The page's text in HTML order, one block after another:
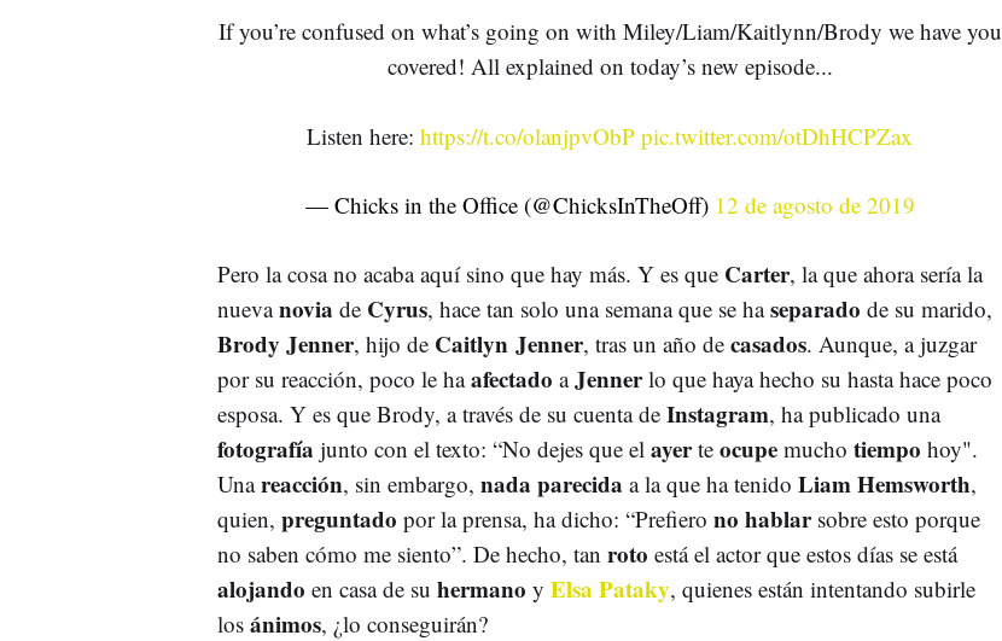
If you’re confused on what’s going on with Miley/Liam/Kaitlynn/Brody we have you
covered! All explained on today’s new episode...
Listen here:https://t.co/olanjpvObP pic.twitter.com/otDhHCPZax
— Chicks in the Office (@ChicksInTheOff) 12 de agosto de 2019
Pero la cosa no acaba aquí sino que hay más. Y es que Carter, la que ahora sería la
nuevanovia de Cyrus, hace tan solo una semana que se haseparado de su marido,
Brody Jenner, hijo de Caitlyn Jenner, tras un año de casados. Aunque, a juzgar
por su reacción, poco le haafectado aJennerlo que haya hecho su hasta hace poco
esposa. Y es que Brody, a través de su cuenta de Instagram, ha publicado una
fotografía junto con el texto: “No dejes que el ayerte ocupe mucho tiempo hoy".
Unareacción, sin embargo, nada parecida a la que ha tenido Liam Hemsworth,
quien, preguntado por la prensa, ha dicho: “Prefiero no hablar sobre esto porque
no saben cómo me siento”. De hecho, tan roto está el actor que estos días se está
alojando en casa de su hermano y Elsa Pataky, quienes están intentando subirle
los ánimos, ¿lo conseguirán?